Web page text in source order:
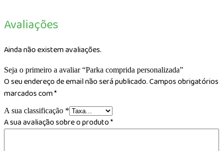
Avaliações
Ainda não existem avaliações.
Seja o primeiro a avaliar “Parka comprida personalizada”
O seu endereço de email não será publicado.Campos obrigatórios
marcados com*
A sua classificação *
A sua avaliação sobre o produto*